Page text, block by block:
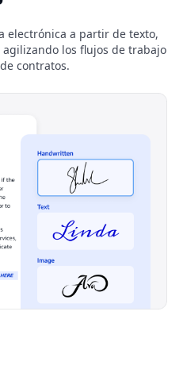
electrónica a partir de texto,
los flujos de trabajo
contratos.